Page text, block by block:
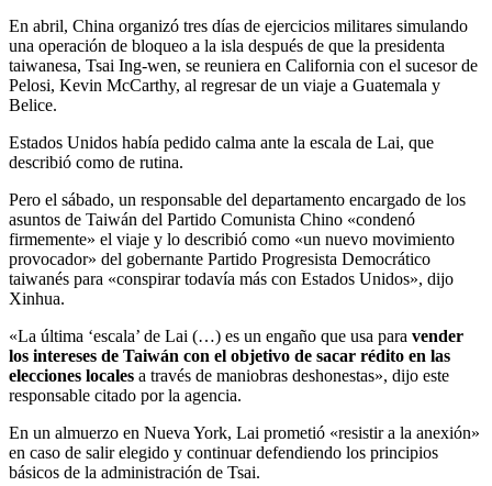
En abril, China organizó tres días de ejercicios militares simulando
una operación de bloqueo a la isla después de que la presidenta
taiwanesa, Tsai Ing-wen, se reuniera en California con el sucesor de
Pelosi, Kevin McCarthy, al regresar de un viaje a Guatemala y
Belice.
Estados Unidos había pedido calma ante la escala de Lai, que
describió como de rutina.
Pero el sábado, un responsable del departamento encargado de los
asuntos de Taiwán del Partido Comunista Chino «condenó
firmemente» el viaje y lo describió como «un nuevo movimiento
provocador» del gobernante Partido Progresista Democrático
taiwanés para «conspirar todavía más con Estados Unidos», dijo
Xinhua.
«La última ‘escala’ de Lai (…) es un engaño que usa para vender
los intereses de Taiwán con el objetivo de sacar rédito en las
elecciones locales a través de maniobras deshonestas», dijo este
responsable citado por la agencia.
En un almuerzo en Nueva York, Lai prometió «resistir a la anexión»
en caso de salir elegido y continuar defendiendo los principios
básicos de la administración de Tsai.